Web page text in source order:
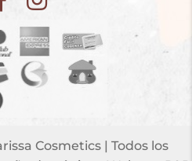
Cosmetics | Todos los